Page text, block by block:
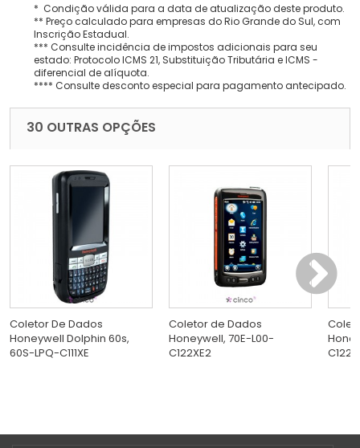
* Condição válida para a data de atualização deste produto.
** Preço calculado para empresas do Rio Grande do Sul, com
Inscrição Estadual.
*** Consulte incidência de impostos adicionais para seu
estado: Protocolo ICMS 21, Substituição Tributária e ICMS -
diferencial de alíquota.
**** Consulte desconto especial para pagamento antecipado.
30 OUTRAS OPÇÕES
Coletor De Dados
Honeywell Dolphin 60s,
60S-LPQ-C111XE
Coletor de Dados
Honeywell, 70E-L00-
C122XE2